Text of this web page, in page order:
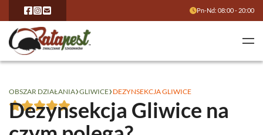
Pn-Nd: 08:00 - 20:00
OBSZAR DZIAŁANIA›GLIWICE›DEZYNSEKCJA GLIWICE
Dezynsekcja Gliwice na